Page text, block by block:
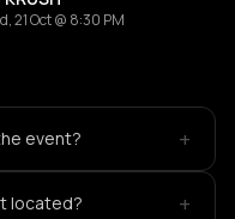
21 Oct @ 8:30 PM
event? +
located? +